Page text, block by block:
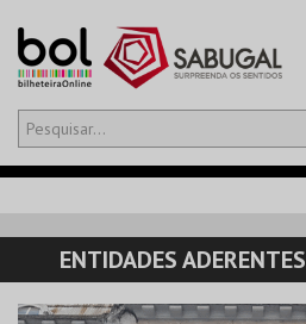
Olá,iniciar sessão
CARRINHO
EVENTOS
ENTIDADES ADERENTES